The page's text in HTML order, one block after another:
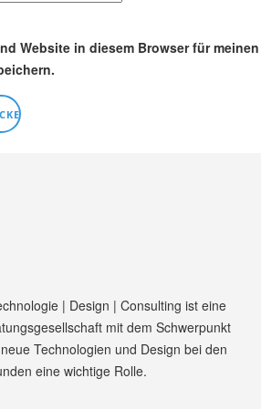
Website in diesem Browser für meinen
| Design | Consulting ist eine
mit dem Schwerpunkt
Technologien und Design bei den
eine wichtige Rolle.